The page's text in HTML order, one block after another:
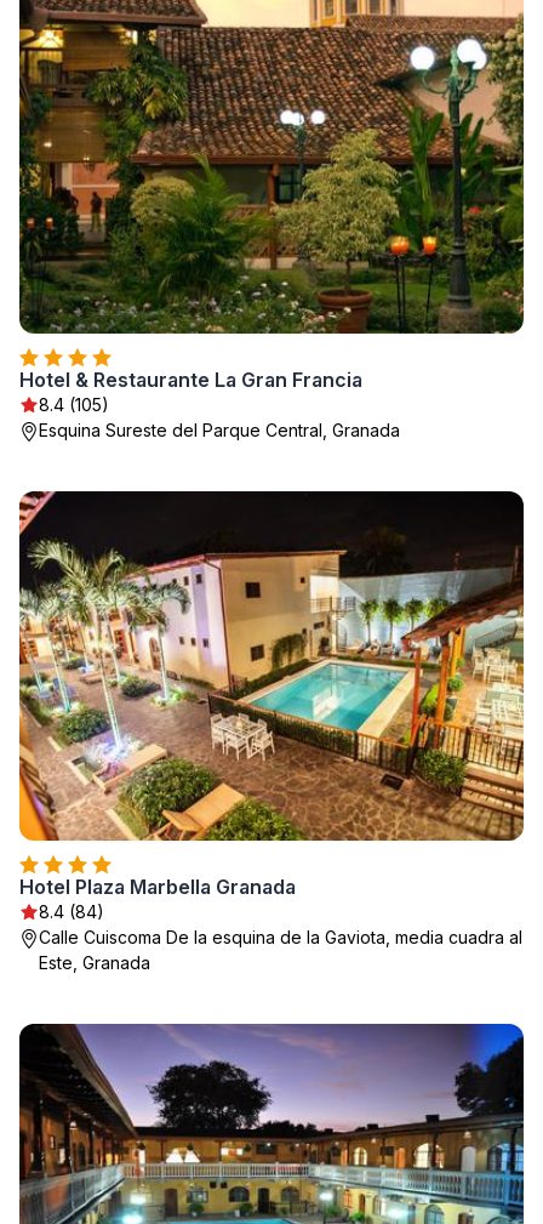
Hotel & Restaurante La Gran Francia
8.4 (105)
Esquina Sureste del Parque Central, Granada
Hotel Plaza Marbella Granada
8.4 (84)
Calle Cuiscoma De la esquina de la Gaviota, media cuadra al
Este, Granada